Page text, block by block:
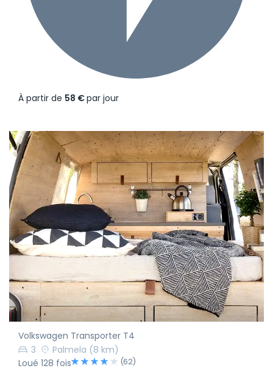
À partir de 58 €par jour
Volkswagen Transporter T4
3
Palmela (8 km)
Loué 128 fois
(62)